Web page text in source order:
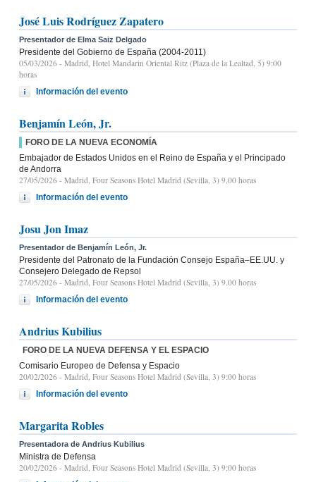
José Luis Rodríguez Zapatero
Presentador de Elma Saiz Delgado
Presidente del Gobierno de España (2004-2011)
05/03/2026 - Madrid, Hotel Mandarin Oriental Ritz (Plaza de la Lealtad, 5) 9:00
horas
Información del evento
Benjamín León, Jr.
FORO DE LA NUEVA ECONOMÍA
Embajador de Estados Unidos en el Reino de España y el Principado
de Andorra
27/05/2026 - Madrid, Four Seasons Hotel Madrid (Sevilla, 3) 9.00 horas
Información del evento
Josu Jon Imaz
Presentador de Benjamín León, Jr.
Presidente del Patronato de la Fundación Consejo España–EE.UU. y
Consejero Delegado de Repsol
27/05/2026 - Madrid, Four Seasons Hotel Madrid (Sevilla, 3) 9.00 horas
Información del evento
Andrius Kubilius
FORO DE LA NUEVA DEFENSA Y EL ESPACIO
Comisario Europeo de Defensa y Espacio
20/02/2026 - Madrid, Four Seasons Hotel Madrid (Sevilla, 3) 9:00 horas
Información del evento
Margarita Robles
Presentadora de Andrius Kubilius
Ministra de Defensa
20/02/2026 - Madrid, Four Seasons Hotel Madrid (Sevilla, 3) 9:00 horas